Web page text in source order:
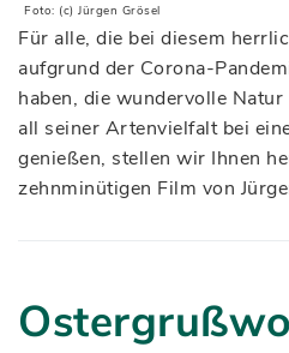
Foto: (c) Jürgen Grösel
Für alle, die bei diesem
aufgrund der Corona-
haben, die wundervolle
all seiner Artenvielfalt bei
genießen, stellen wir Ihnen
zehnminütigen Film von